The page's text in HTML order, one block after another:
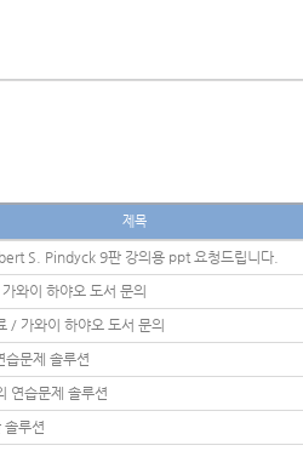
제목
S. Pindyck 9판 강의용 ppt 요청드립니다.
와이 하야오 도서 문의
/ 가와이 하야오 도서 문의
습문제 솔루션
연습문제 솔루션
솔루션